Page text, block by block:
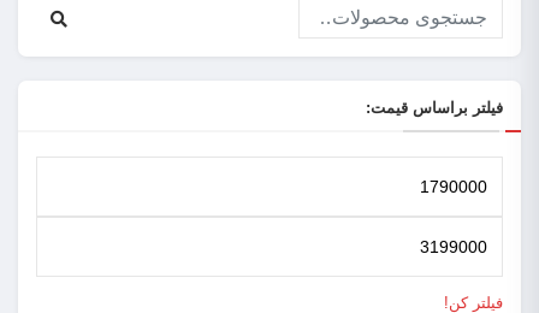
فیلتر براساس قیمت:
فیلتر کن!